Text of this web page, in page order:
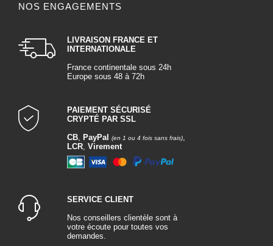
NOS ENGAGEMENTS
LIVRAISON FRANCE ET
INTERNATIONALE
France continentale sous 24h
Europe sous 48 à 72h
PAIEMENT SÉCURISÉ
CRYPTÉ PAR SSL
CB, PayPal (en 1 ou 4 fois sans frais),
LCR, Virement
SERVICE CLIENT
Nos conseillers clientèle sont à
votre écoute pour toutes vos
demandes.